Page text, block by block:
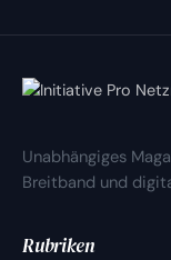
Unabhängiges
Breitband und
Rubriken